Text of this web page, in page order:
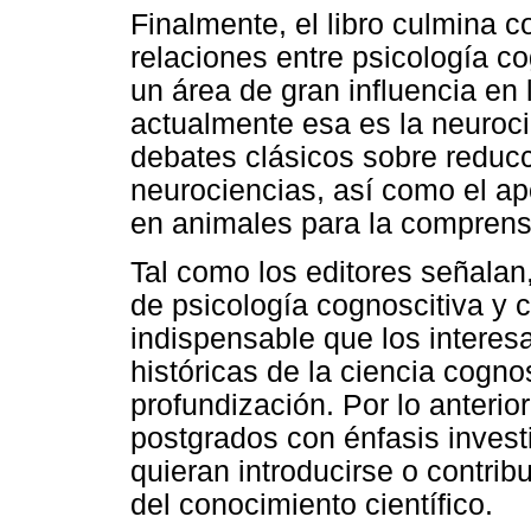
Finalmente, el libro culmina
relaciones entre psicología
un área de gran influencia
actualmente esa es la
debates clásicos sobre
neurociencias, así como el
en animales para la
Tal como los editores
de psicología cognoscitiva y
indispensable que los
históricas de la ciencia
profundización. Por lo
postgrados con énfasis
quieran introducirse o
del conocimiento científico.